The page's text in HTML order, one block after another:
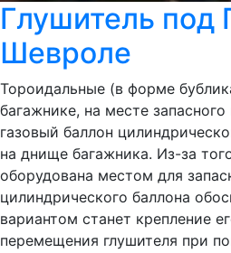
Глушитель под
Шевроле
Тороидальные (в форме
багажнике, на месте
газовый баллон
на днище багажника. Из-за
оборудована местом для
цилиндрического баллона
вариантом станет крепление
перемещения глушителя при